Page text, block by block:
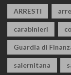
ARRESTI
carabinieri
Guardia di
salernitana